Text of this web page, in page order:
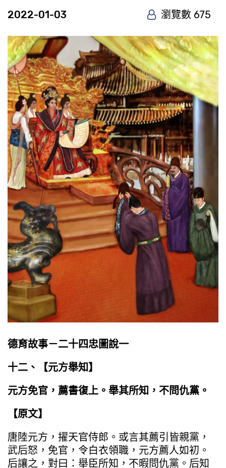
2022-01-03 瀏覽數 675
德育故事－二十四忠圖說一
十二、【元方舉知】
元方免官，薦書復上。舉其所知，不問仇黨。
【原文】
唐陸元方，擢天官侍郎。或言其薦引皆親黨，
武后怒，免官，令白衣領職，元方薦人如初。
后讓之，對曰：舉臣所知，不暇問仇黨。后知